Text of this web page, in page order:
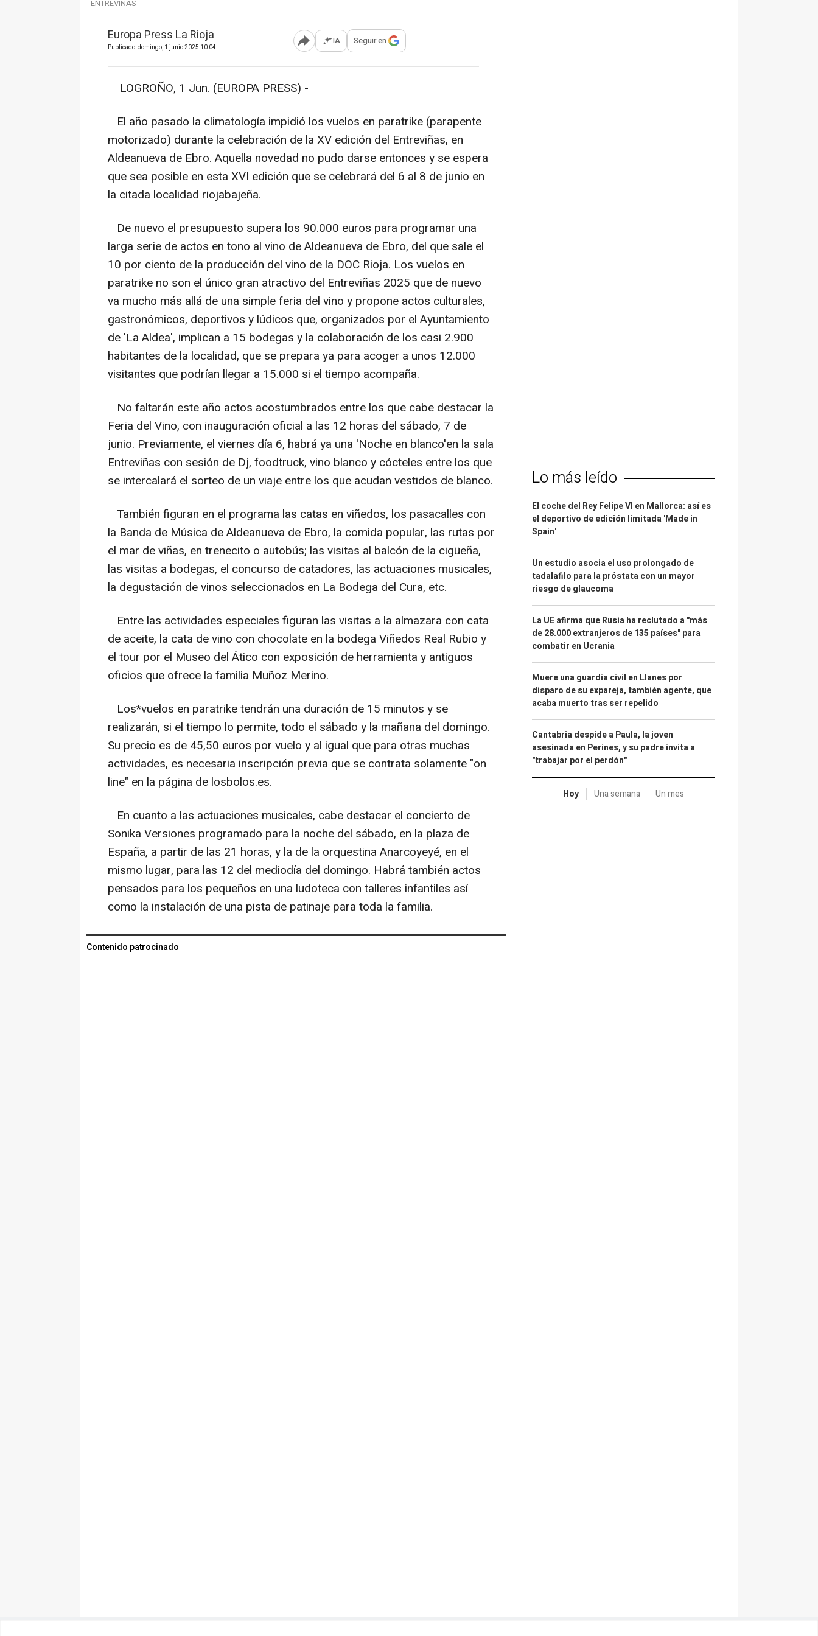
- ENTREVIÑAS
Europa Press La Rioja
Publicado: domingo, 1 junio 2025 10:04 Abrir opciones para compartir
IA Seguir en
LOGROÑO, 1 Jun. (EUROPA PRESS) -
El año pasado la climatología impidió los vuelos en paratrike (parapente
motorizado) durante la celebración de la XV edición del Entreviñas, en
Aldeanueva de Ebro. Aquella novedad no pudo darse entonces y se espera
que sea posible en esta XVI edición que se celebrará del 6 al 8 de junio en
la citada localidad riojabajeña.
De nuevo el presupuesto supera los 90.000 euros para programar una
larga serie de actos en tono al vino de Aldeanueva de Ebro, del que sale el
10 por ciento de la producción del vino de la DOC Rioja. Los vuelos en
paratrike no son el único gran atractivo del Entreviñas 2025 que de nuevo
va mucho más allá de una simple feria del vino y propone actos culturales,
gastronómicos, deportivos y lúdicos que, organizados por el Ayuntamiento
de 'La Aldea', implican a 15 bodegas y la colaboración de los casi 2.900
habitantes de la localidad, que se prepara ya para acoger a unos 12.000
visitantes que podrían llegar a 15.000 si el tiempo acompaña.
No faltarán este año actos acostumbrados entre los que cabe destacar la
Feria del Vino, con inauguración oficial a las 12 horas del sábado, 7 de
junio. Previamente, el viernes día 6, habrá ya una 'Noche en blanco'en la sala
Entreviñas con sesión de Dj, foodtruck, vino blanco y cócteles entre los que
se intercalará el sorteo de un viaje entre los que acudan vestidos de blanco.
También figuran en el programa las catas en viñedos, los pasacalles con
la Banda de Música de Aldeanueva de Ebro, la comida popular, las rutas por
el mar de viñas, en trenecito o autobús; las visitas al balcón de la cigüeña,
las visitas a bodegas, el concurso de catadores, las actuaciones musicales,
la degustación de vinos seleccionados en La Bodega del Cura, etc.
Entre las actividades especiales figuran las visitas a la almazara con cata
de aceite, la cata de vino con chocolate en la bodega Viñedos Real Rubio y
el tour por el Museo del Ático con exposición de herramienta y antiguos
oficios que ofrece la familia Muñoz Merino.
Los*vuelos en paratrike tendrán una duración de 15 minutos y se
realizarán, si el tiempo lo permite, todo el sábado y la mañana del domingo.
Su precio es de 45,50 euros por vuelo y al igual que para otras muchas
actividades, es necesaria inscripción previa que se contrata solamente "on
line" en la página de losbolos.es.
En cuanto a las actuaciones musicales, cabe destacar el concierto de
Sonika Versiones programado para la noche del sábado, en la plaza de
España, a partir de las 21 horas, y la de la orquestina Anarcoyeyé, en el
mismo lugar, para las 12 del mediodía del domingo. Habrá también actos
pensados para los pequeños en una ludoteca con talleres infantiles así
como la instalación de una pista de patinaje para toda la familia.
Contenido patrocinado
Lo más leído
El coche del Rey Felipe VI en Mallorca: así es
el deportivo de edición limitada 'Made in
Spain'
Un estudio asocia el uso prolongado de
tadalafilo para la próstata con un mayor
riesgo de glaucoma
La UE afirma que Rusia ha reclutado a "más
de 28.000 extranjeros de 135 países" para
combatir en Ucrania
Muere una guardia civil en Llanes por
disparo de su expareja, también agente, que
acaba muerto tras ser repelido
Cantabria despide a Paula, la joven
asesinada en Perines, y su padre invita a
"trabajar por el perdón"
Hoy Una semana Un mes